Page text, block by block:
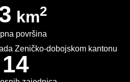
km2
površina
Zeničko-dobojskom kantonu
14